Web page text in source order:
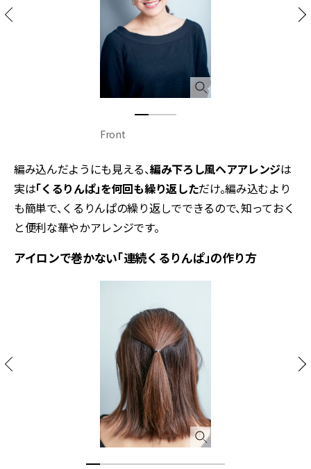
Front
編み込んだようにも見える、編み下ろし風ヘアアレンジは
実は「くるりんぱ」を何回も繰り返しただけ。編み込むより
も簡単で、くるりんぱの繰り返しでできるので、知っておく
と便利な華やかアレンジです。
アイロンで巻かない「連続くるりんぱ」の作り方